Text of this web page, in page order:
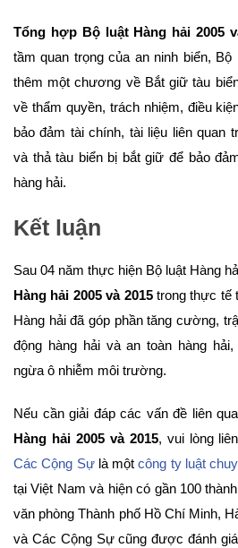
Tổng hợp Bộ luật Hàng hải 2005
tầm quan trọng của an ninh biển,
thêm một chương về Bắt giữ tàu
về thẩm quyền, trách nhiệm, điều
bảo đảm tài chính, tài liệu liên quan
và thả tàu biển bị bắt giữ để bảo
hàng hải.
Kết luận
Sau 04 năm thực hiện Bộ luật Hàng
Hàng hải 2005 và 2015 trong thực tế
Hàng hải đã góp phần tăng cường,
động hàng hải và an toàn hàng
ngừa ô nhiễm môi trường.
Nếu cần giải đáp các vấn đề liên
Hàng hải 2005 và 2015, vui lòng
Các Cộng Sựlà mộtcông ty luật
tại Việt Nam và hiện có gần 100
văn phòng Thành phố Hồ Chí Minh,
và Các Cộng Sự cũng được đánh